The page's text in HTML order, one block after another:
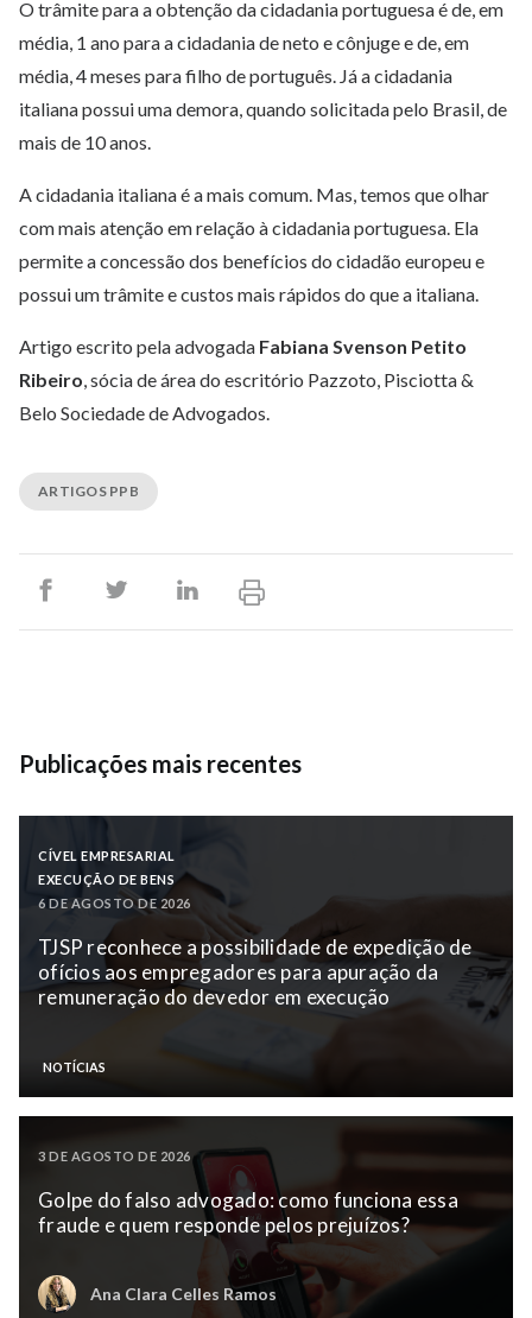
O trâmite para a obtenção da cidadania portuguesa é de, em
média, 1 ano para a cidadania de neto e cônjuge e de, em
média, 4 meses para filho de português. Já a cidadania
italiana possui uma demora, quando solicitada pelo Brasil, de
mais de 10 anos.
A cidadania italiana é a mais comum. Mas, temos que olhar
com mais atenção em relação à cidadania portuguesa. Ela
permite a concessão dos benefícios do cidadão europeu e
possui um trâmite e custos mais rápidos do que a italiana.
Artigo escrito pela advogada Fabiana Svenson Petito
Ribeiro, sócia de área do escritório Pazzoto, Pisciotta &
Belo Sociedade de Advogados.
ARTIGOS PPB
Publicações mais recentes
CÍVEL EMPRESARIAL
EXECUÇÃO DE BENS
6 DE AGOSTO DE 2026
TJSP reconhece a possibilidade de expedição de
ofícios aos empregadores para apuração da
remuneração do devedor em execução
NOTÍCIAS
3 DE AGOSTO DE 2026
Golpe do falso advogado: como funciona essa
fraude e quem responde pelos prejuízos?
Ana Clara Celles Ramos